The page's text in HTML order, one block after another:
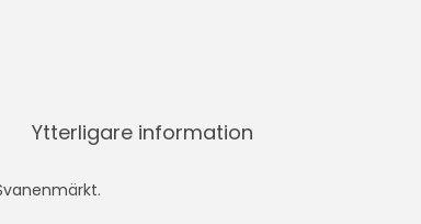
Ytterligare information